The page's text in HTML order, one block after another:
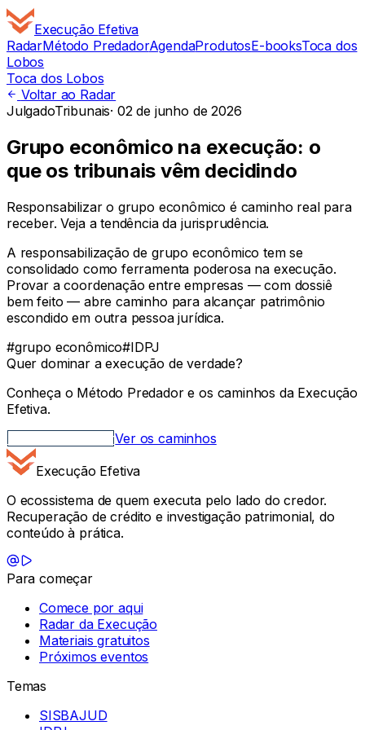
Execução Efetiva
RadarMétodo PredadorAgendaProdutosE-booksToca dos
Lobos
Toca dos Lobos
Voltar ao Radar
JulgadoTribunais· 02 de junho de 2026
Grupo econômico na execução: o
que os tribunais vêm decidindo
Responsabilizar o grupo econômico é caminho real para
receber. Veja a tendência da jurisprudência.
A responsabilização de grupo econômico tem se
consolidado como ferramenta poderosa na execução.
Provar a coordenação entre empresas — com dossiê
bem feito — abre caminho para alcançar patrimônio
escondido em outra pessoa jurídica.
#grupo econômico#IDPJ
Quer dominar a execução de verdade?
Conheça o Método Predador e os caminhos da Execução
Efetiva.
Método PredadorVer os caminhos
Execução Efetiva
O ecossistema de quem executa pelo lado do credor.
Recuperação de crédito e investigação patrimonial, do
conteúdo à prática.
Para começar
Comece por aqui
Radar da Execução
Materiais gratuitos
Próximos eventos
Temas
SISBAJUD